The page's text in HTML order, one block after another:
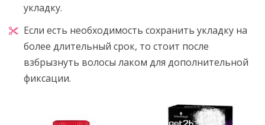
укладку.
Если есть необходимость сохранить укладку на
более длительный срок, то стоит после
взбрызнуть волосы лаком для дополнительной
фиксации.